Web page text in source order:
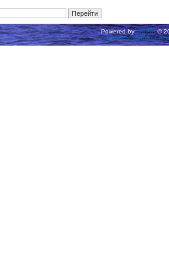
Powered byphpBB©
Русская поддержка